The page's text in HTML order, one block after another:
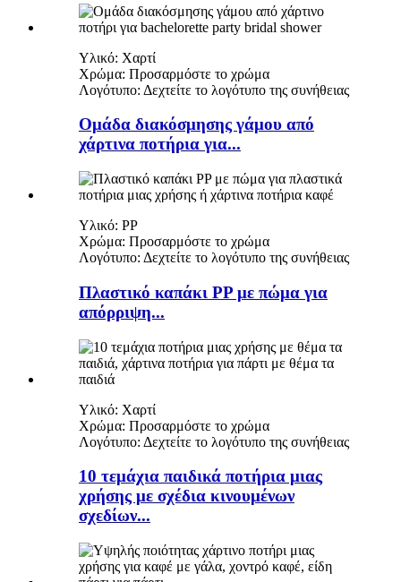
Υλικό: Χαρτί
Χρώμα: Προσαρμόστε το χρώμα
Λογότυπο: Δεχτείτε το λογότυπο της συνήθειας
Ομάδα διακόσμησης γάμου από
χάρτινα ποτήρια για...
Υλικό: PP
Χρώμα: Προσαρμόστε το χρώμα
Λογότυπο: Δεχτείτε το λογότυπο της συνήθειας
Πλαστικό καπάκι PP με πώμα για
απόρριψη...
Υλικό: Χαρτί
Χρώμα: Προσαρμόστε το χρώμα
Λογότυπο: Δεχτείτε το λογότυπο της συνήθειας
10 τεμάχια παιδικά ποτήρια μιας
χρήσης με σχέδια κινουμένων
σχεδίων...